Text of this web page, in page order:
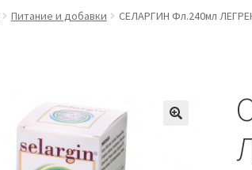
Контакты КорзинаМой аккаунт
Питание и добавки СЕЛАРГИН Фл.240мл